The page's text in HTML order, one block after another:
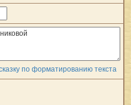
по форматированию текста